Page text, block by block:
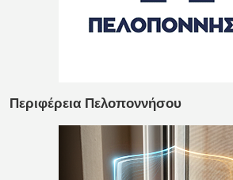
Περιφέρεια Πελοποννήσου